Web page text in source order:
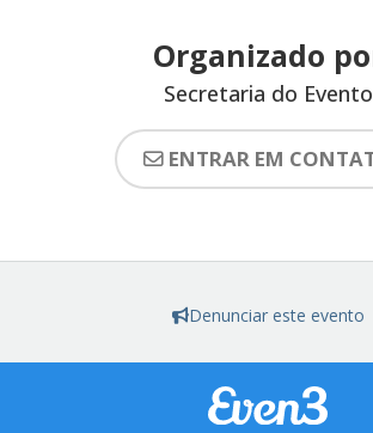
Organizado
Secretaria do Evento
ENTRAR EM
Denunciar este evento